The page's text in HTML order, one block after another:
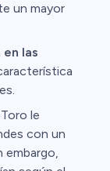
un mayor
las
le
con un
embargo,